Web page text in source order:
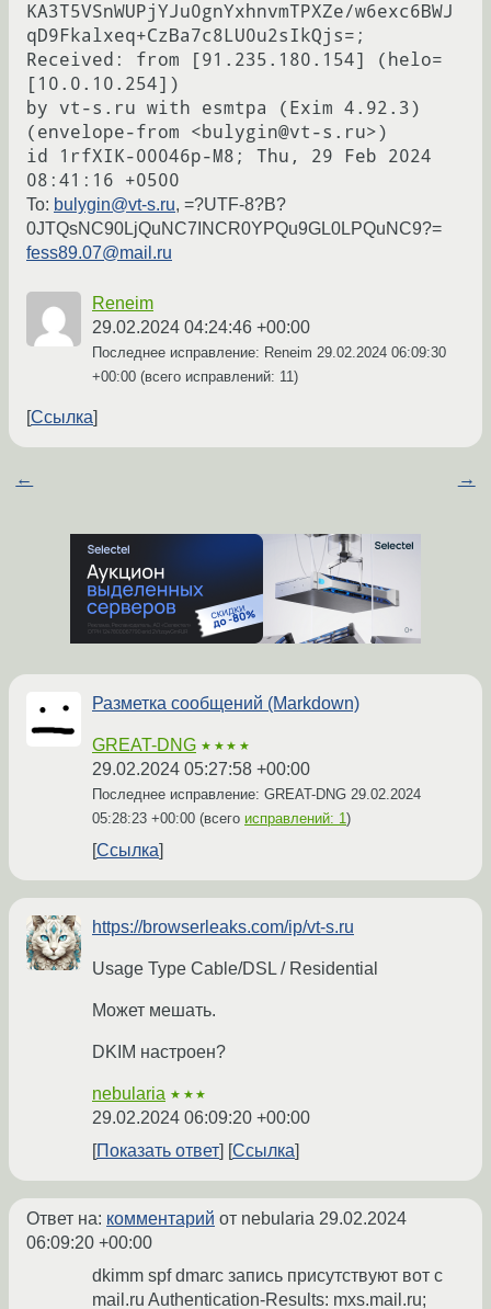
KA3T5VSnWUPjYJu0gnYxhnvmTPXZe/w6exc6BWJ
qD9Fkalxeq+CzBa7c8LU0u2sIkQjs=;
Received: from [91.235.180.154] (helo=
[10.0.10.254])
by vt-s.ru with esmtpa (Exim 4.92.3)
(envelope-from <bulygin@vt-s.ru>)
id 1rfXIK-00046p-M8; Thu, 29 Feb 2024
To: bulygin@vt-s.ru, =?UTF-8?B?
0JTQsNC90LjQuNC7INCR0YPQu9GL0LPQuNC9?=
fess89.07@mail.ru
Reneim
29.02.2024 04:24:46 +00:00
Последнее исправление: Reneim 29.02.2024 06:09:30
+00:00 (всего исправлений: 11)
Ссылка
← →
Разметка сообщений (Markdown)
GREAT-DNG ★★★★
29.02.2024 05:27:58 +00:00
Последнее исправление: GREAT-DNG 29.02.2024
05:28:23 +00:00 (всего исправлений: 1)
Ссылка
https://browserleaks.com/ip/vt-s.ru
Usage Type Cable/DSL / Residential
Может мешать.
DKIM настроен?
nebularia ★★★
29.02.2024 06:09:20 +00:00
Показать ответ
Ссылка
Ответ на: комментарий от nebularia 29.02.2024
06:09:20 +00:00
dkimm spf dmarc запись присутствуют вот с
mail.ru Authentication-Results: mxs.mail.ru;